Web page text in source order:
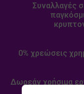
Συναλλαγές
0% χρεώσεις
Δωρεάν χρήσιμα